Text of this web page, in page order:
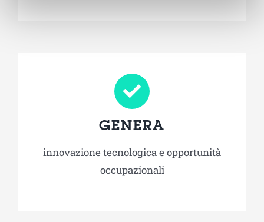
GENERA
innovazione tecnologica e opportunità
occupazionali